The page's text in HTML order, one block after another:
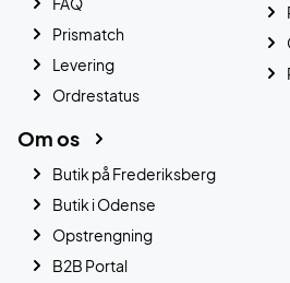
Prismatch
Levering
Ordrestatus
Om os
Butik på Frederiksberg
Butik i Odense
Opstrengning
B2B Portal